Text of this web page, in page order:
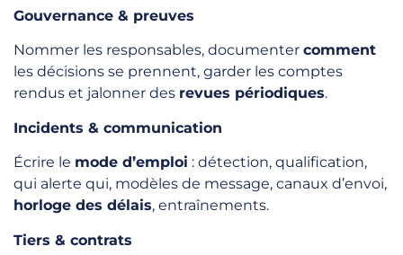
Gouvernance & preuves
Nommer les responsables, documenter comment
les décisions se prennent, garder les comptes
rendus et jalonner des revues périodiques.
Incidents & communication
Écrire le mode d’emploi : détection, qualification,
qui alerte qui, modèles de message, canaux d’envoi,
horloge des délais, entraînements.
Tiers & contrats